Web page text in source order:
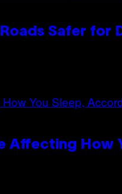
Safer
Affecting How